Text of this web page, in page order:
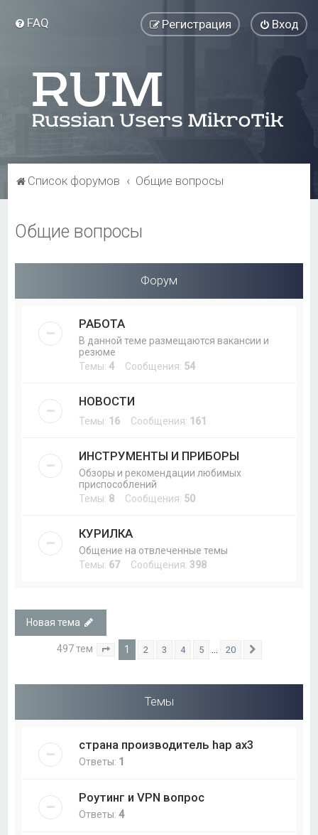
FAQ Вход
Регистрация
Список форумов Общие вопросы
Общие вопросы
Форум
РАБОТА
В данной теме размещаются вакансии и
резюме
Темы:4 Сообщения: 54
НОВОСТИ
Темы: 16 Сообщения: 161
ИНСТРУМЕНТЫ И ПРИБОРЫ
Обзоры и рекомендации любимых
приспособлений
Темы: 8 Сообщения: 50
КУРИЛКА
Общение на отвлеченные темы
Темы: 67Сообщения: 398
Новая тема
497 тем Страница из 20
1 2 3 4 5 20
Темы
страна производитель hap ax3
Ответы: 1
Роутинг и VPN вопрос
Ответы:4